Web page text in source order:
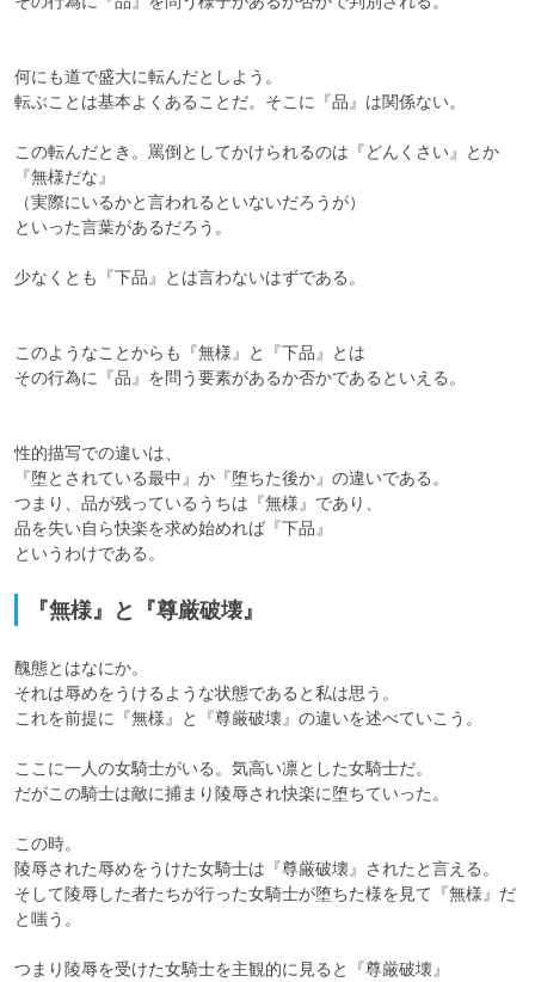
何にも道で盛大に転んだとしよう。
転ぶことは基本よくあることだ。そこに『品』は関係ない。
この転んだとき。罵倒としてかけられるのは『どんくさい』とか
『無様だな』
（実際にいるかと言われるといないだろうが）
といった言葉があるだろう。
少なくとも『下品』とは言わないはずである。
このようなことからも『無様』と『下品』とは
その行為に『品』を問う要素があるか否かであるといえる。
性的描写での違いは、
『堕とされている最中』か『堕ちた後か』の違いである。
つまり、品が残っているうちは『無様』であり、
品を失い自ら快楽を求め始めれば『下品』
というわけである。
『無様』と『尊厳破壊』
醜態とはなにか。
それは辱めをうけるような状態であると私は思う。
これを前提に『無様』と『尊厳破壊』の違いを述べていこう。
ここに一人の女騎士がいる。気高い凛とした女騎士だ。
だがこの騎士は敵に捕まり陵辱され快楽に堕ちていった。
この時。
陵辱された辱めをうけた女騎士は『尊厳破壊』されたと言える。
そして陵辱した者たちが行った女騎士が堕ちた様を見て『無様』だ
と嗤う。
つまり陵辱を受けた女騎士を主観的に見ると『尊厳破壊』